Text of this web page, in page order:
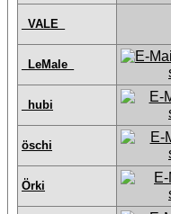
_VALE_
_LeMale_
_hubi
öschi
Örki